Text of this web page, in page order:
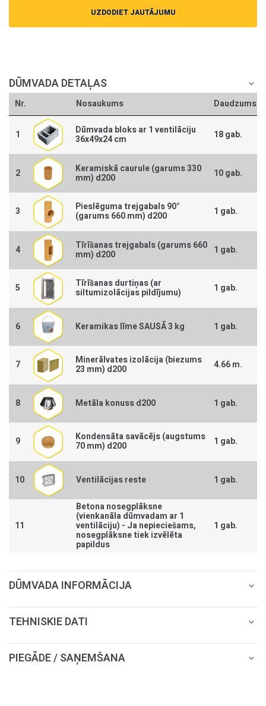
UZDODIET JAUTĀJUMU
DŪMVADA DETAĻAS
Nr. Nosaukums Daudzums
1 Dūmvada bloks ar 1 ventilāciju
36x49x24 cm 18 gab.
2 Keramiskā caurule (garums 330
mm) d200 10 gab.
3 Pieslēguma trejgabals 90°
(garums 660 mm) d200 1 gab.
4 Tīrīšanas trejgabals (garums 660
mm) d200 1 gab.
5 Tīrīšanas durtiņas (ar
siltumizolācijas pildījumu) 1 gab.
6 Keramikas līme SAUSĀ 3 kg 1 gab.
7 Minerālvates izolācija (biezums
23 mm) d200 4.66 m.
8 Metāla konuss d200 1 gab.
9 Kondensāta savācējs (augstums
70 mm) d200 1 gab.
10 Ventilācijas reste 1 gab.
11
Betona nosegplāksne
(vienkanāla dūmvadam ar 1
ventilāciju) - Ja nepieciešams,
nosegplāksne tiek izvēlēta
papildus
1 gab.
DŪMVADA INFORMĀCIJA
TEHNISKIE DATI
PIEGĀDE / SAŅEMŠANA